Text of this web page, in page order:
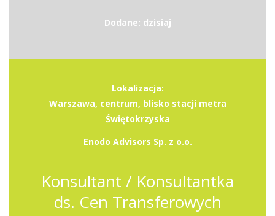
Dodane: dzisiaj
Lokalizacja:
Warszawa, centrum, blisko stacji metra
Świętokrzyska
Enodo Advisors Sp. z o.o.
Konsultant / Konsultantka
ds. Cen Transferowych